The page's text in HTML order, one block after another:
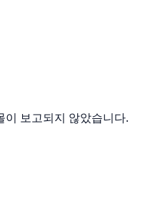
보고되지 않았습니다.